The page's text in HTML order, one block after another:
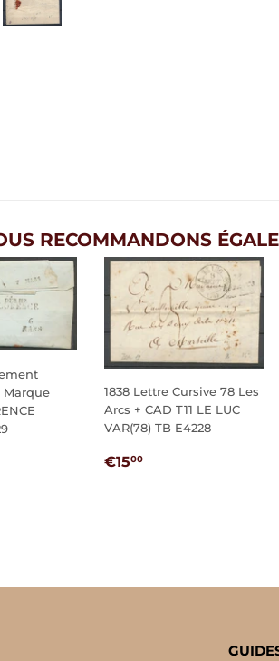
RECOMMANDONS
Marque
1838 Lettre Cursive 78 Les
Arcs + CAD T11 LE LUC
VAR(78) TB E4228
PRIX
€1500